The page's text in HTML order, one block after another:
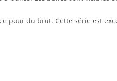
pour du brut. Cette série est